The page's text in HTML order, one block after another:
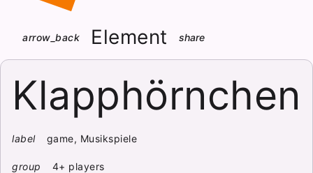
arrow_back Element share
Klapphörnchen
label game, Musikspiele
group
4+ players